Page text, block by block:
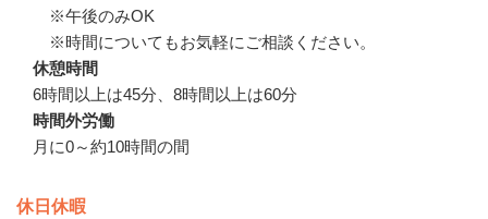
※午後のみOK
※時間についてもお気軽にご相談ください。
休憩時間
6時間以上は45分、8時間以上は60分
時間外労働
月に0～約10時間の間
休日休暇